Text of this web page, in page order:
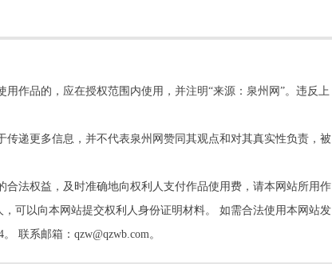
作品的，应在授权范围内使用，并注明“来源：泉州网”。违反上
递更多信息，并不代表泉州网赞同其观点和对其真实性负责，被
法权益，及时准确地向权利人支付作品使用费，请本网站所用作
可以向本网站提交权利人身份证明材料。 如需合法使用本网站发
联系邮箱：qzw@qzwb.com。